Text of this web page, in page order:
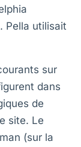
Pella utilisait
sur
dans
de
site. Le
(sur la